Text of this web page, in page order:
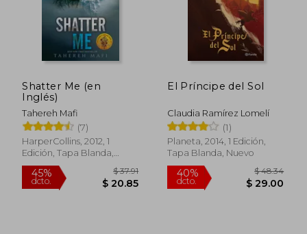
45%
dcto.
45%
dcto.
Shatter Me (en
Inglés)
Tahereh Mafi
(7)
HarperCollins, 2012, 1
Edición, Tapa Blanda,
Nuevo
El Príncipe del Sol
Claudia Ramírez Lomelí
(1)
Planeta, 2014, 1 Edición,
Tapa Blanda, Nuevo